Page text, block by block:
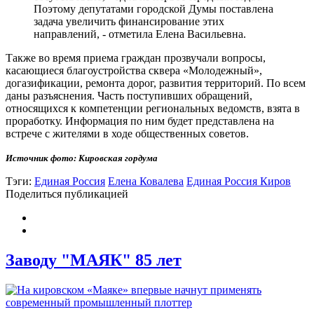
Поэтому депутатами городской Думы поставлена
задача увеличить финансирование этих
направлений, - отметила Елена Васильевна.
Также во время приема граждан прозвучали вопросы,
касающиеся благоустройства сквера «Молодежный»,
догазификации, ремонта дорог, развития территорий. По всем
даны разъяснения. Часть поступивших обращений,
относящихся к компетенции региональных ведомств, взята в
проработку. Информация по ним будет представлена на
встрече с жителями в ходе общественных советов.
Источник фото: Кировская гордума
Тэги: Единая Россия Елена Ковалева Единая Россия Киров
Поделиться публикацией
Заводу "МАЯК" 85 лет